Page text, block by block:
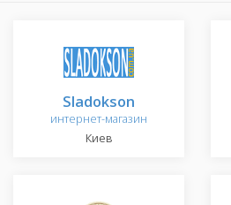
Sladokson
интернет-магазин
Киев